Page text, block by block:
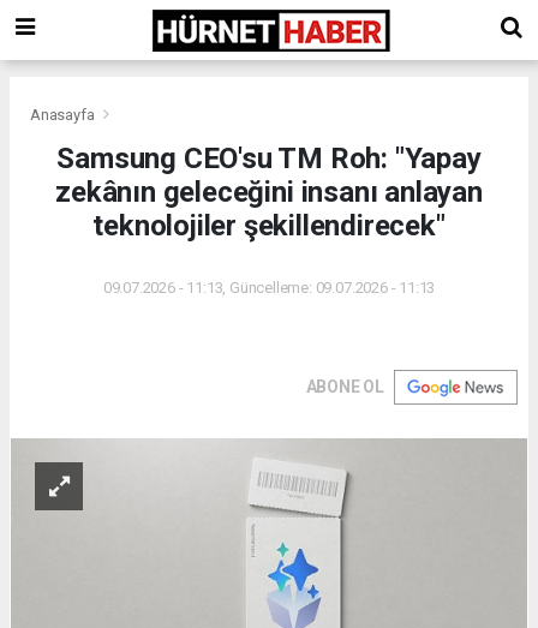
Anasayfa
Samsung CEO'su TM Roh: "Yapay
zekânın geleceğini insanı anlayan
teknolojiler şekillendirecek"
09.07.2026 - 11:13, Güncelleme: 09.07.2026 - 11:13
ABONE OL